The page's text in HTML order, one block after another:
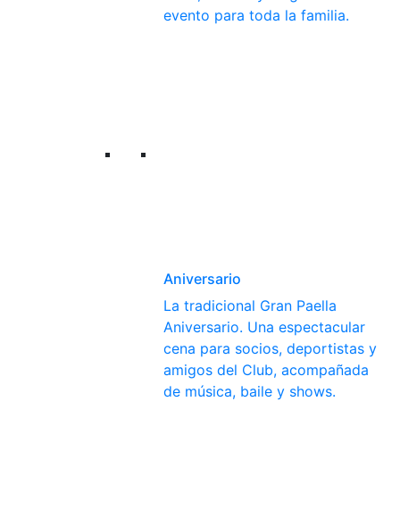
evento para toda la familia.
Aniversario
La tradicional Gran Paella
Aniversario. Una espectacular
cena para socios, deportistas y
amigos del Club, acompañada
de música, baile y shows.